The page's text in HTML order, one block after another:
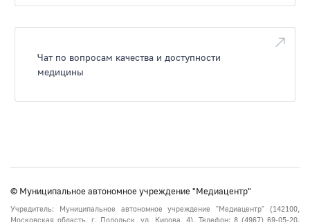
Чат по вопросам качества и доступности
медицины
© Муниципальное автономное учреждение "Медиацентр"
Учредитель: Муниципальное автономное учреждение "Медиацентр" (142100,
Московская область, г. Подольск, ул. Кирова, 4). Телефон: 8 (4967) 69-05-20.